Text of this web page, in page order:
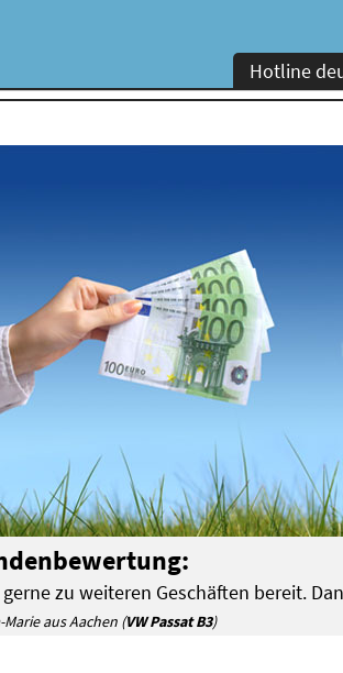
Hotline
zu weiteren Geschäften bereit.
Marie aus Aachen (VW Passat B3)